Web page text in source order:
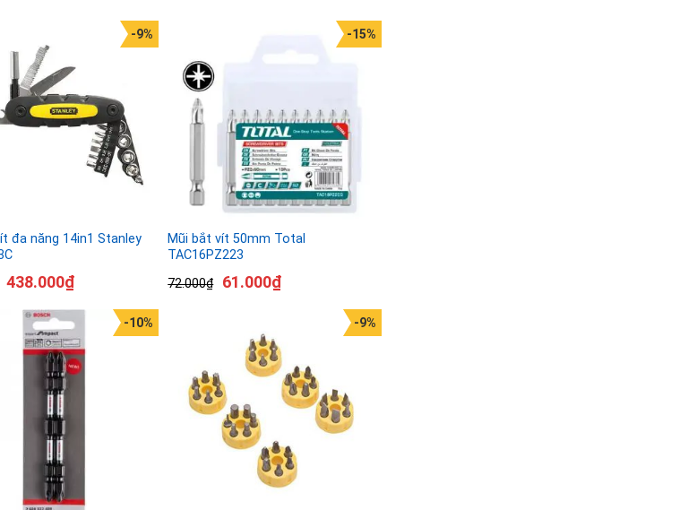
đa năng 14in1 Stanley
-9%
438.000₫
Mũi bắt vít 50mm Total
TAC16PZ223
72.000₫
-15%
61.000₫
-10% -9%